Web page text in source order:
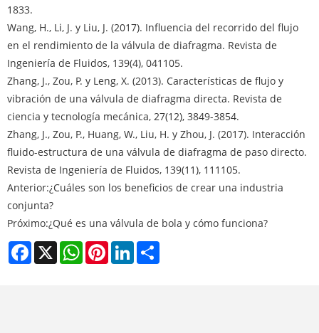
1833.
Wang, H., Li, J. y Liu, J. (2017). Influencia del recorrido del flujo
en el rendimiento de la válvula de diafragma. Revista de
Ingeniería de Fluidos, 139(4), 041105.
Zhang, J., Zou, P. y Leng, X. (2013). Características de flujo y
vibración de una válvula de diafragma directa. Revista de
ciencia y tecnología mecánica, 27(12), 3849-3854.
Zhang, J., Zou, P., Huang, W., Liu, H. y Zhou, J. (2017). Interacción
fluido-estructura de una válvula de diafragma de paso directo.
Revista de Ingeniería de Fluidos, 139(11), 111105.
Anterior:¿Cuáles son los beneficios de crear una industria
conjunta?
Próximo:¿Qué es una válvula de bola y cómo funciona?
Facebook
X WhatsAppPinterestLinkedIn